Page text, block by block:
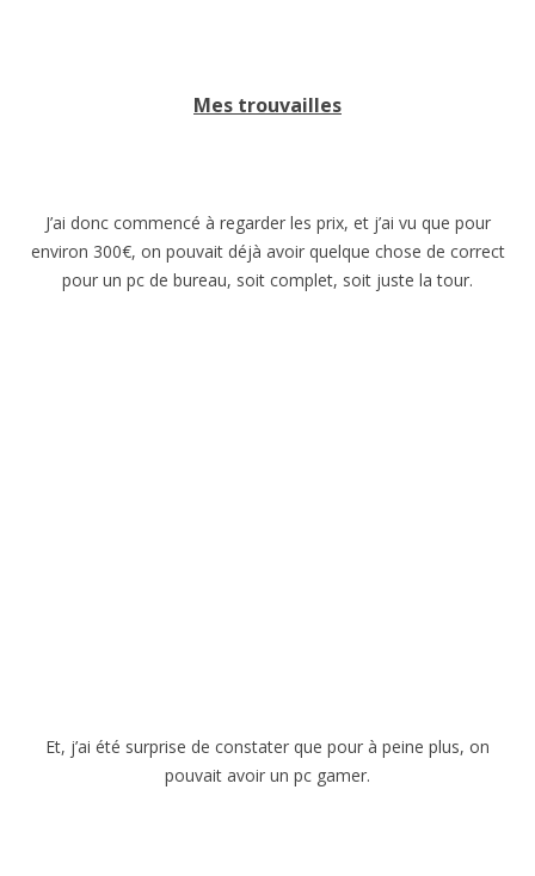
Mes trouvailles
J’ai donc commencé à regarder les prix, et j’ai vu que pour
environ 300€, on pouvait déjà avoir quelque chose de correct
pour un pc de bureau, soit complet, soit juste la tour.
Et, j’ai été surprise de constater que pour à peine plus, on
pouvait avoir un pc gamer.